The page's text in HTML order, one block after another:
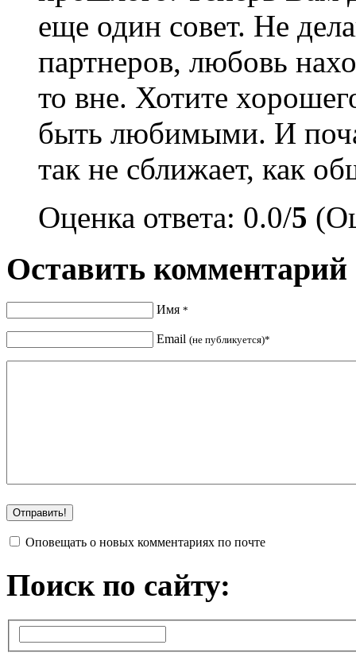
еще один совет. Не
партнеров, любовь
то вне. Хотите
быть любимыми. И
так не сближает, как
Оценка ответа: 0.0/5
Оставить комментарий
Имя *
Email (не публикуется)*
Оповещать о новых комментариях по почте
Поиск по сайту: